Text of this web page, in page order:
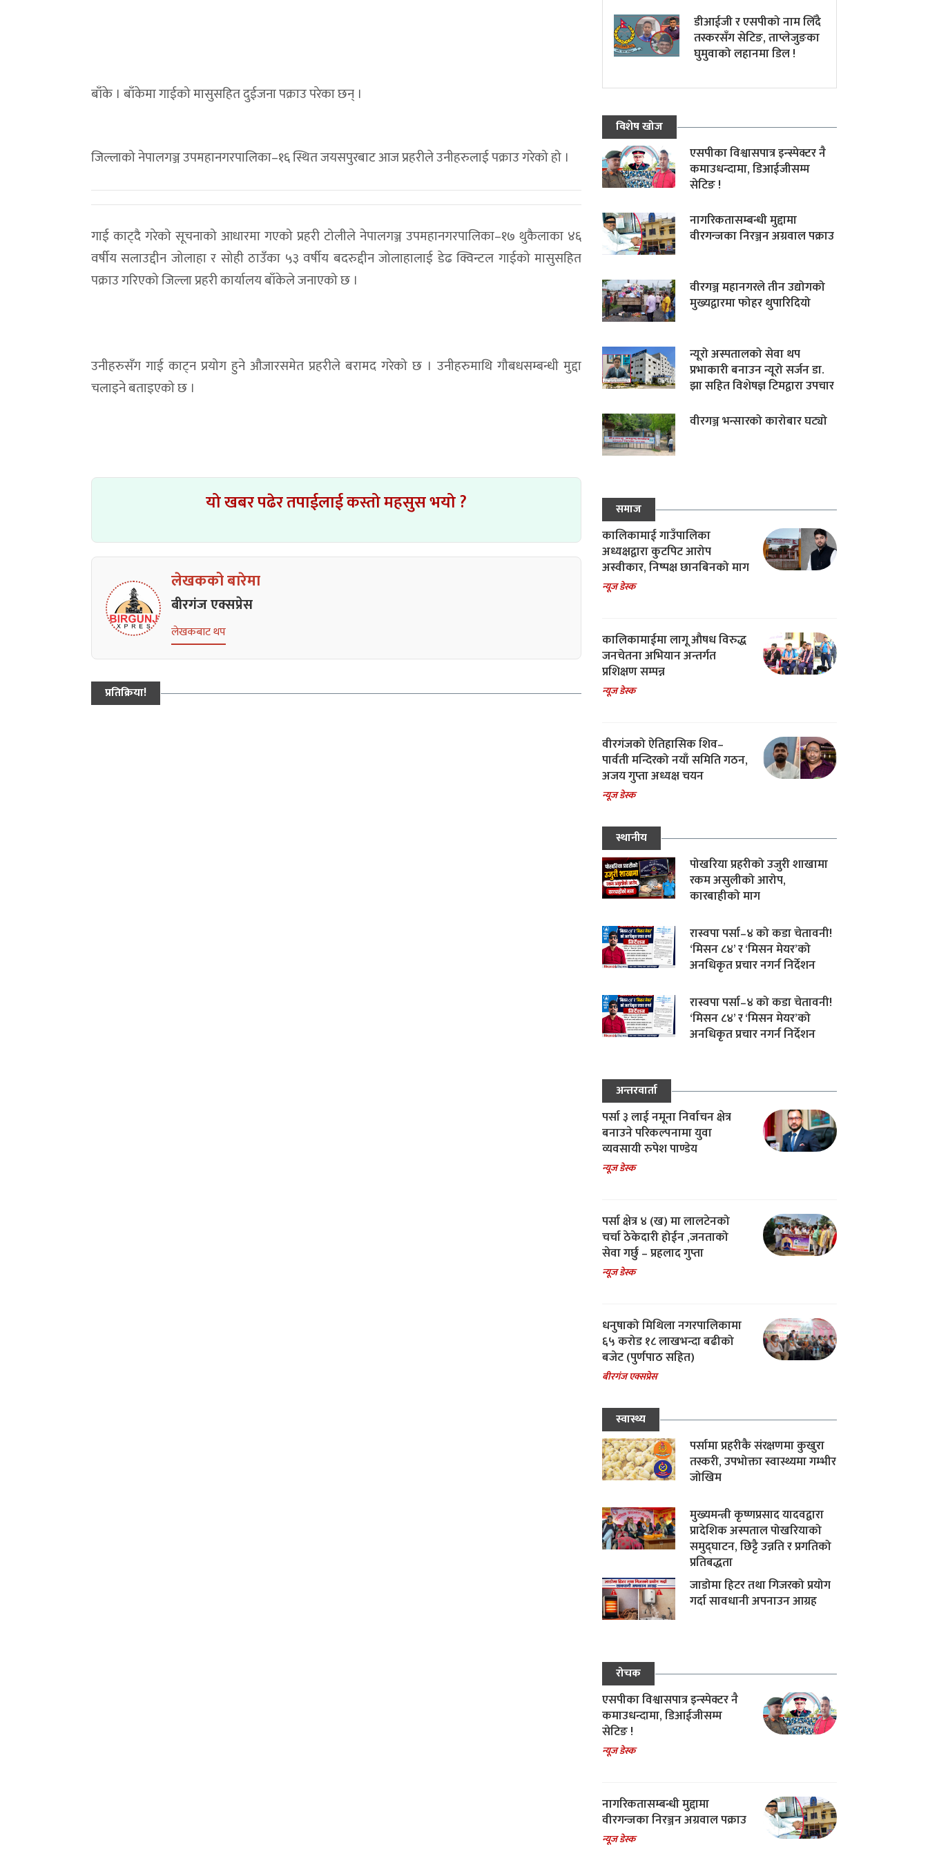
बाँके । बाँकेमा गाईको मासुसहित दुईजना पक्राउ परेका छन् ।
जिल्लाको नेपालगञ्ज उपमहानगरपालिका–१६ स्थित जयसपुरबाट आज प्रहरीले उनीहरुलाई पक्राउ गरेको हो ।
गाई काट्दै गरेको सूचनाको आधारमा गएको प्रहरी टोलीले नेपालगञ्ज उपमहानगरपालिका–१७ थुकैलाका ४६
वर्षीय सलाउद्दीन जोलाहा र सोही ठाउँका ५३ वर्षीय बदरुद्दीन जोलाहालाई डेढ क्विन्टल गाईको मासुसहित
पक्राउ गरिएको जिल्ला प्रहरी कार्यालय बाँकेले जनाएको छ ।
उनीहरुसँग गाई काट्न प्रयोग हुने औजारसमेत प्रहरीले बरामद गरेको छ । उनीहरुमाथि गौबधसम्बन्धी मुद्दा
चलाइने बताइएको छ ।
यो खबर पढेर तपाईलाई कस्तो महसुस भयो ?
लेखकको बारेमा
बीरगंज एक्सप्रेस
लेखकबाट थप
प्रतिक्रिया!
डीआईजी र एसपीको नाम लिँदै
तस्करसँग सेटिङ, ताप्लेजुङका
घुमुवाको लहानमा डिल !
विशेष खोज
एसपीका विश्वासपात्र इन्स्पेक्टर नै
कमाउधन्दामा, डिआईजीसम्म
सेटिङ !
नागरिकतासम्बन्धी मुद्दामा
वीरगन्जका निरञ्जन अग्रवाल पक्राउ
वीरगञ्ज महानगरले तीन उद्योगको
मुख्यद्वारमा फोहर थुपारिदियो
न्यूरो अस्पतालको सेवा थप
प्रभाकारी बनाउन न्यूरो सर्जन डा.
झा सहित विशेषज्ञ टिमद्वारा उपचार
वीरगञ्ज भन्सारको कारोबार घट्यो
समाज
कालिकामाई गाउँपालिका
अध्यक्षद्वारा कुटपिट आरोप
अस्वीकार, निष्पक्ष छानबिनको माग
न्यूज डेस्क
कालिकामाईमा लागू औषध विरुद्ध
जनचेतना अभियान अन्तर्गत
प्रशिक्षण सम्पन्न
न्यूज डेस्क
वीरगंजको ऐतिहासिक शिव–
पार्वती मन्दिरको नयाँ समिति गठन,
अजय गुप्ता अध्यक्ष चयन
न्यूज डेस्क
स्थानीय
पोखरिया प्रहरीको उजुरी शाखामा
रकम असुलीको आरोप,
कारबाहीको माग
रास्वपा पर्सा–४ को कडा चेतावनी!
‘मिसन ८४’ र ‘मिसन मेयर’को
अनधिकृत प्रचार नगर्न निर्देशन
रास्वपा पर्सा–४ को कडा चेतावनी!
‘मिसन ८४’ र ‘मिसन मेयर’को
अनधिकृत प्रचार नगर्न निर्देशन
अन्तरवार्ता
पर्सा ३ लाई नमूना निर्वाचन क्षेत्र
बनाउने परिकल्पनामा युवा
व्यवसायी रुपेश पाण्डेय
न्यूज डेस्क
पर्सा क्षेत्र ४ (ख) मा लालटेनको
चर्चा ठेकेदारी होईन ,जनताको
सेवा गर्छु – प्रहलाद गुप्ता
न्यूज डेस्क
धनुषाको मिथिला नगरपालिकामा
६५ करोड १८ लाखभन्दा बढीको
बजेट (पुर्णपाठ सहित)
बीरगंज एक्सप्रेस
स्वास्थ्य
पर्सामा प्रहरीकै संरक्षणमा कुखुरा
तस्करी, उपभोक्ता स्वास्थ्यमा गम्भीर
जोखिम
मुख्यमन्त्री कृष्णप्रसाद यादवद्वारा
प्रादेशिक अस्पताल पोखरियाको
समुद्घाटन, छिट्टै उन्नति र प्रगतिको
प्रतिबद्धता
जाडोमा हिटर तथा गिजरको प्रयोग
गर्दा सावधानी अपनाउन आग्रह
रोचक
एसपीका विश्वासपात्र इन्स्पेक्टर नै
कमाउधन्दामा, डिआईजीसम्म
सेटिङ !
न्यूज डेस्क
नागरिकतासम्बन्धी मुद्दामा
वीरगन्जका निरञ्जन अग्रवाल पक्राउ
न्यूज डेस्क